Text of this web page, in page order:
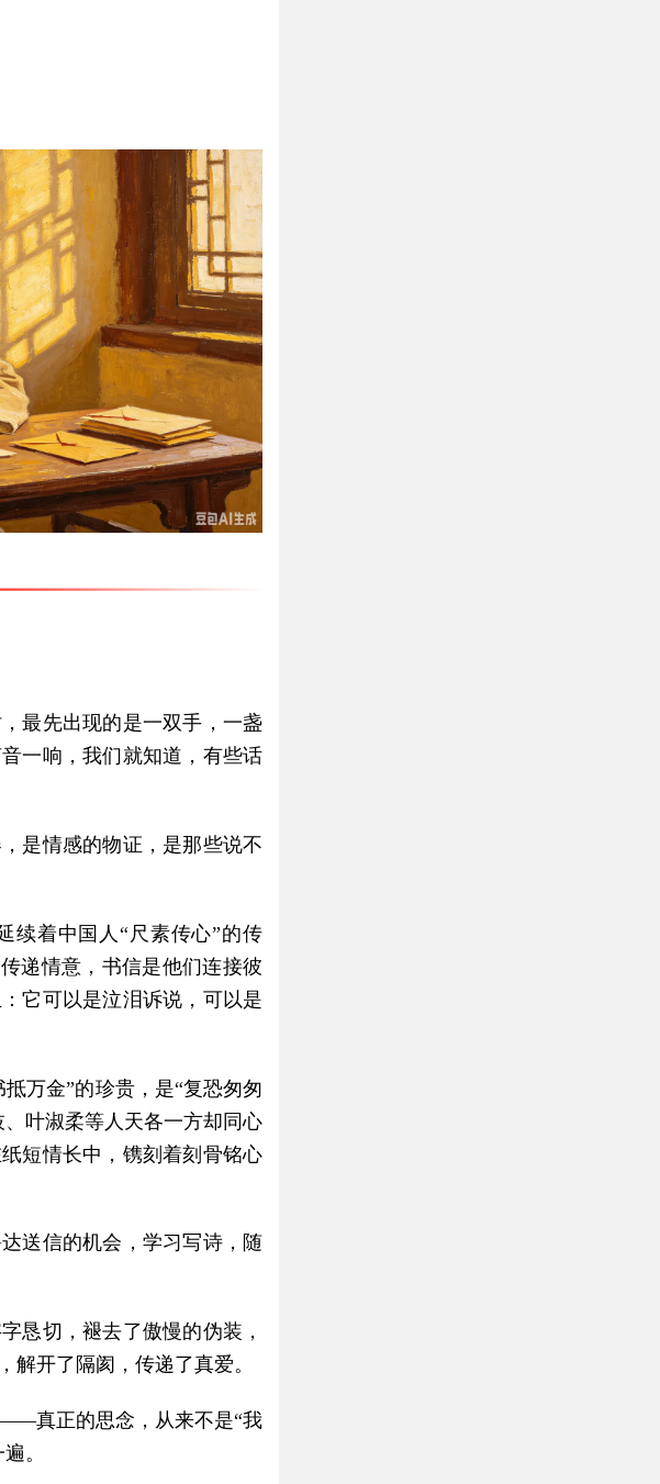
最先出现的是一双手，一盏
一响，我们就知道，有些话
是情感的物证，是那些说不
续着中国人“尺素传心”的传
递情意，书信是他们连接彼
它可以是泣泪诉说，可以是
万金”的珍贵，是“复恐匆匆
叶淑柔等人天各一方却同心
短情长中，镌刻着刻骨铭心
送信的机会，学习写诗，随
恳切，褪去了傲慢的伪装，
解开了隔阂，传递了真爱。
——真正的思念，从来不是“我
。